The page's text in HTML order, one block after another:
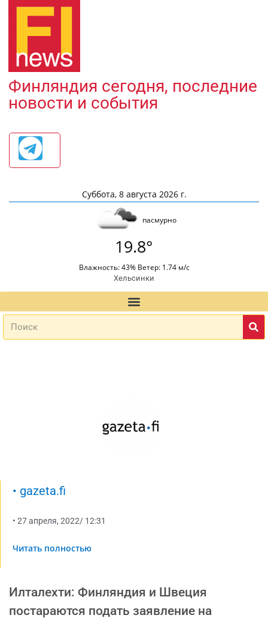
Финляндия сегодня, последние
новости и события
Суббота, 8 августа 2026 г.
пасмурно
19.8°
Влажность: 43% Ветер: 1.74 м/с
Хельсинки
• gazeta.fi
• 27 апреля, 2022/ 12:31
Читать полностью
Илталехти: Финляндия и Швеция
постараются подать заявление на